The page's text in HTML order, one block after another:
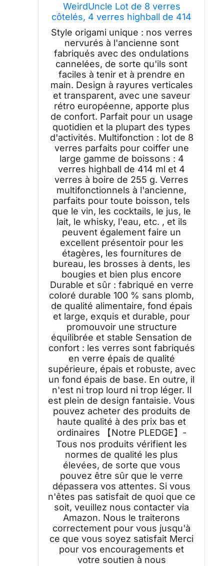
WeirdUncle Lot de 8 verres
côtelés, 4 verres highball de 414
ml et 4 verres à boire de 255,1 g,
transparents, style origami,
design cannelé, pour lait, eau,
cocktail, jus, bière, brosse à
dents,
Style origami unique : nos verres
nervurés à l'ancienne sont
fabriqués avec des ondulations
cannelées, de sorte qu'ils sont
faciles à tenir et à prendre en
main. Design à rayures verticales
et transparent, avec une saveur
rétro européenne, apporte plus
de confort. Parfait pour un usage
quotidien et la plupart des types
d'activités. Multifonction : lot de 8
verres parfaits pour coiffer une
large gamme de boissons : 4
verres highball de 414 ml et 4
verres à boire de 255 g. Verres
multifonctionnels à l'ancienne,
parfaits pour toute boisson, tels
que le vin, les cocktails, le jus, le
lait, le whisky, l'eau, etc. , et ils
peuvent également faire un
excellent présentoir pour les
étagères, les fournitures de
bureau, les brosses à dents, les
bougies et bien plus encore
Durable et sûr : fabriqué en verre
coloré durable 100 % sans plomb,
de qualité alimentaire, fond épais
et large, exquis et durable, pour
promouvoir une structure
équilibrée et stable Sensation de
confort : les verres sont fabriqués
en verre épais de qualité
supérieure, épais et robuste, avec
un fond épais de base. En outre, il
n'est ni trop lourd ni trop léger. Il
est plein de design fantaisie. Vous
pouvez acheter des produits de
haute qualité à des prix bas et
ordinaires 【Notre PLEDGE】-
Tous nos produits vérifient les
normes de qualité les plus
élevées, de sorte que vous
pouvez être sûr que le verre
dépassera vos attentes. Si vous
n'êtes pas satisfait de quoi que ce
soit, veuillez nous contacter via
Amazon. Nous le traiterons
correctement pour vous jusqu'à
ce que vous soyez satisfait Merci
pour vos encouragements et
votre soutien à nous